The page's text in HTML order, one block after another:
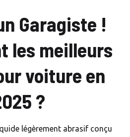
Garagiste !
les meilleurs
voiture en
?
légèrement abrasif conçu